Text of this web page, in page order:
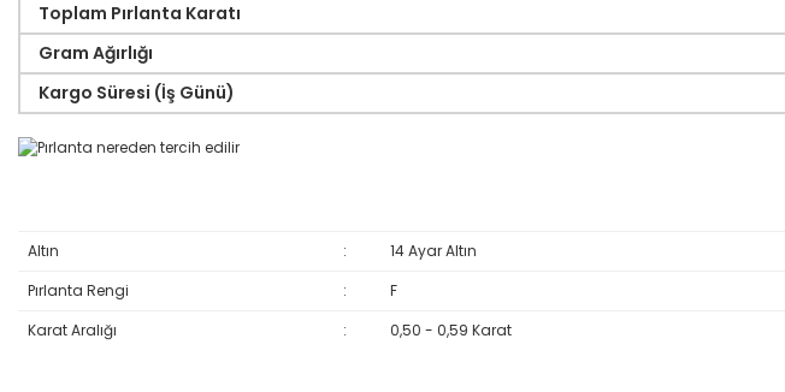
Toplam Pırlanta Karatı
Gram Ağırlığı
Kargo Süresi (İş Günü)
Altın :
14 Ayar Altın
Pırlanta Rengi
:
F
Karat Aralığı
: 0,50 - 0,59 Karat